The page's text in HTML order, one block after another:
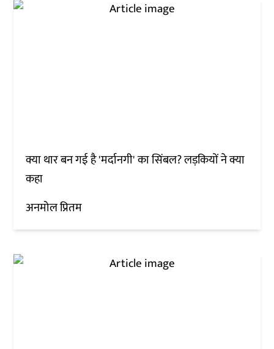
क्या थार बन गई है 'मर्दानगी' का सिंबल? लड़कियों ने क्या
कहा
अनमोल प्रितम